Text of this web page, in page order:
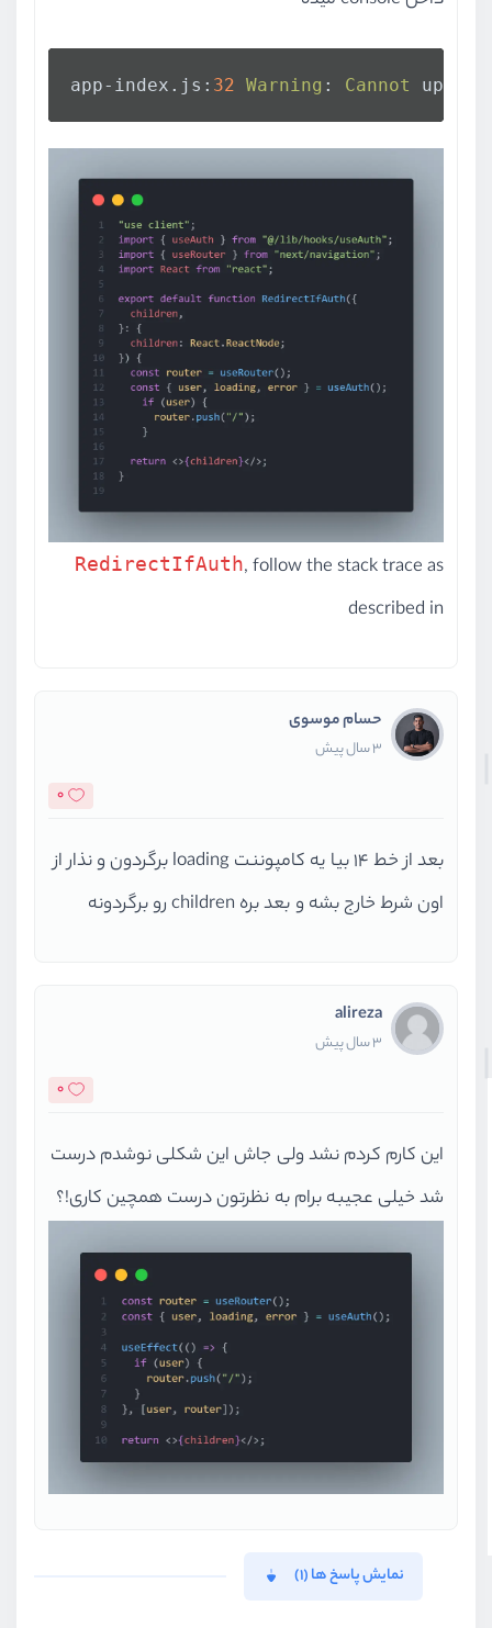
app-index. js : 32 Warning : Cannot
RedirectIfAuth, follow the stack trace as
described in
حسام موسوی
3 سال پیش
0
بعد از خط 14 بیا یه کامپوننت loading برگردون و نذار از
اون شرط خارج بشه و بعد بره children رو برگردونه
alireza
3 سال پیش
0
این کارم کردم نشد ولی جاش این شکلی نوشدم درست
شد خیلی عجیبه برام به نظرتون درست همچین کاری!؟
نمایش پاسخ ها (1)